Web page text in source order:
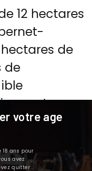
12 hectares
de
de
sont
caisses
sur une
votre age
18 ans pour
avez
quitter .